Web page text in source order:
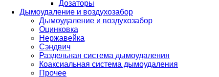
Дозаторы
Дымоудаление и воздухозабор
Дымоудаление и воздухозабор
Оцинковка
Нержавейка
Сэндвич
Раздельная система дымоудаления
Коаксиальная система дымоудаления
Прочее